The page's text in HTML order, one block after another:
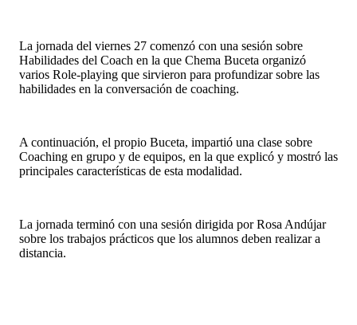
La jornada del viernes 27 comenzó con una sesión sobre
Habilidades del Coach en la que Chema Buceta organizó
varios Role-playing que sirvieron para profundizar sobre las
habilidades en la conversación de coaching.
A continuación, el propio Buceta, impartió una clase sobre
Coaching en grupo y de equipos, en la que explicó y mostró las
principales características de esta modalidad.
La jornada terminó con una sesión dirigida por Rosa Andújar
sobre los trabajos prácticos que los alumnos deben realizar a
distancia.